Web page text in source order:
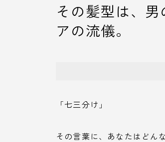
その髪型は、
アの流儀。
「七三分け」
その言葉に、あなたはどん